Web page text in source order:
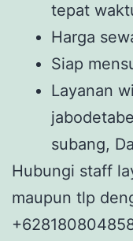
tepat
Harga
Siap
Layanan
subang,
Hubungi staff
maupun tlp